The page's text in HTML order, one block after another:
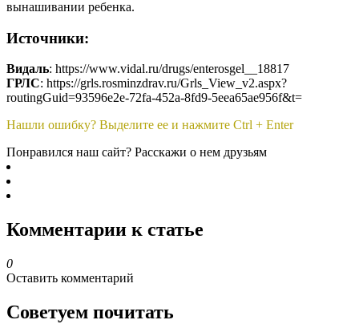
вынашивании ребенка.
Источники:
Видаль: https://www.vidal.ru/drugs/enterosgel__18817
ГРЛС: https://grls.rosminzdrav.ru/Grls_View_v2.aspx?
routingGuid=93596e2e-72fa-452a-8fd9-5eea65ae956f&t=
Нашли ошибку? Выделите ее и нажмите Ctrl + Enter
Понравился наш сайт? Расскажи о нем друзьям
Комментарии к статье
0
Оставить комментарий
Советуем почитать